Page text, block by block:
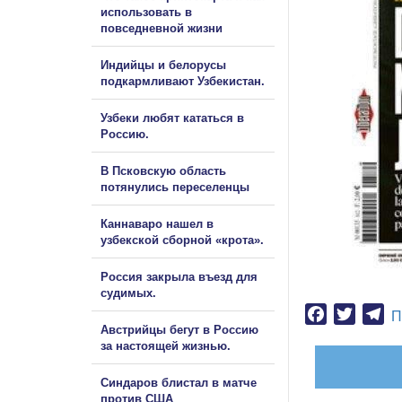
Facebook
Twitter
использовать в
повседневной жизни
Индийцы и белорусы
подкармливают Узбекистан.
Узбеки любят кататься в
Россию.
В Псковскую область
потянулись переселенцы
Каннаваро нашел в
узбекской сборной «крота».
Россия закрыла въезд для
судимых.
Австрийцы бегут в Россию
за настоящей жизнью.
Синдаров блистал в матче
против США